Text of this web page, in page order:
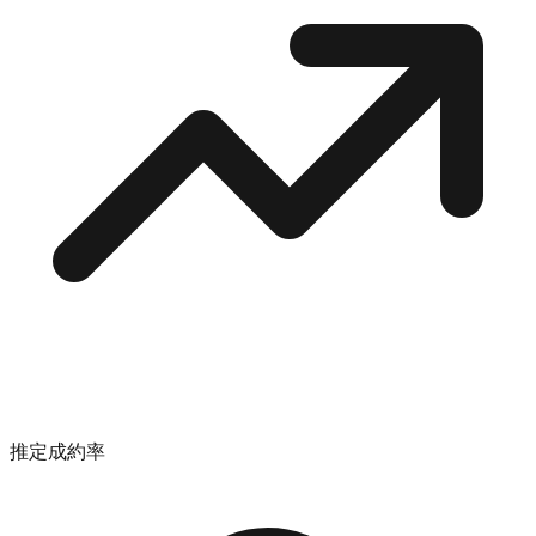
推定成約率